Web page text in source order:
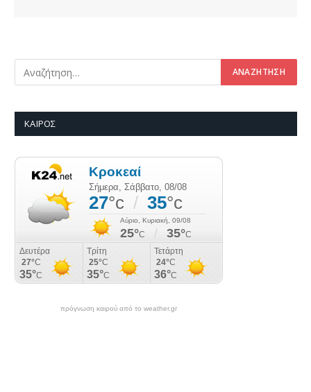
ΚΑΙΡΌΣ
πρόγνωση καιρού από το weather.gr